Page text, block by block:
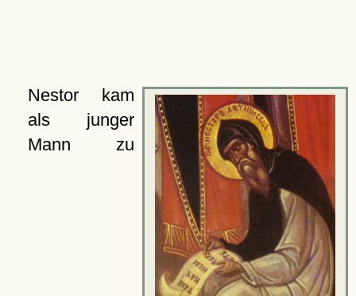
Nestor kam
als junger
Mann zu